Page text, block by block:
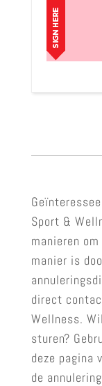
Sport &
manieren
manier is
direct
Wellness.
sturen?
deze pagina
de